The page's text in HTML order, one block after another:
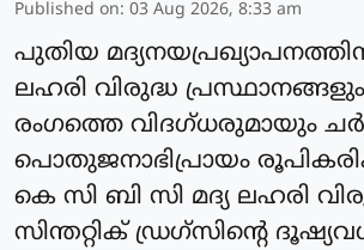
Published on: 03 Aug 2026, 8:33 am
പുതിയ
ലഹരി വിരുദ്ധ
രംഗത്തെ വിദഗ്ധരുമായും
പൊതുജനാഭിപ്രായം
കെ സി ബി സി മദ്യ ലഹരി
സിന്തറ്റിക് ഡ്രഗ്സിൻ്റെ